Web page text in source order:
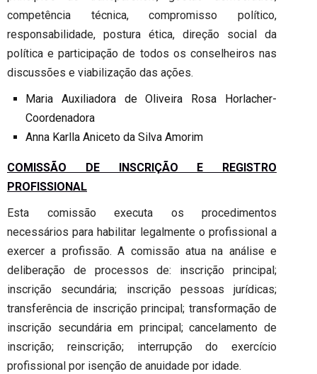
competência técnica, compromisso político,
responsabilidade, postura ética, direção social da
política e participação de todos os conselheiros nas
discussões e viabilização das ações.
Maria Auxiliadora de Oliveira Rosa Horlacher-
Coordenadora
Anna Karlla Aniceto da Silva Amorim
COMISSÃO DE INSCRIÇÃO E REGISTRO
PROFISSIONAL
Esta comissão executa os procedimentos
necessários para habilitar legalmente o profissional a
exercer a profissão. A comissão atua na análise e
deliberação de processos de: inscrição principal;
inscrição secundária; inscrição pessoas jurídicas;
transferência de inscrição principal; transformação de
inscrição secundária em principal; cancelamento de
inscrição; reinscrição; interrupção do exercício
profissional por isenção de anuidade por idade.